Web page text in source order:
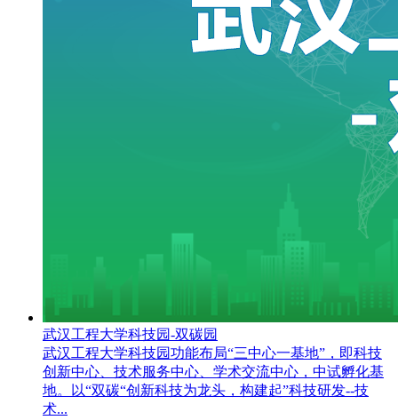
武汉工程大学科技园-双碳园
武汉工程大学科技园功能布局“三中心一基地”，即科技
创新中心、技术服务中心、学术交流中心，中试孵化基
地。以“双碳“创新科技为龙头，构建起”科技研发--技
术...